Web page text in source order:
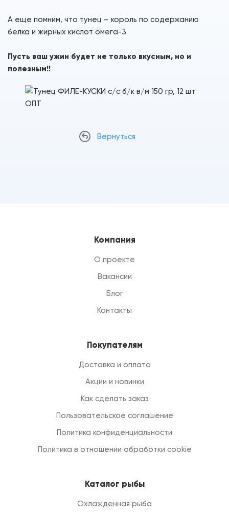
А еще помним, что тунец – король по содержанию
белка и жирных кислот омега-3
Пусть ваш ужин будет не только вкусным, но и
полезным!!
Вернуться
Компания
О проекте
Вакансии
Блог
Контакты
Покупателям
Доставка и оплата
Акции и новинки
Как сделать заказ
Пользовательское соглашение
Политика конфиденциальности
Политика в отношении обработки cookie
Каталог рыбы
Охлажденная рыба